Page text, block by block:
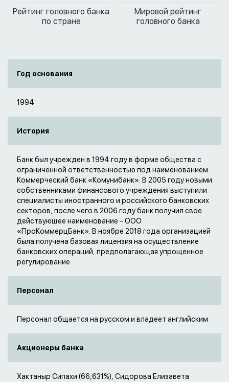
Рейтинг головного банка
по стране
Мировой рейтинг
головного банка
Год основания
1994
История
Банк был учрежден в 1994 году в форме общества с
ограниченной ответственностью под наименованием
Коммерческий банк «Комунибанк». В 2005 году новыми
собственниками финансового учреждения выступили
специалисты иностранного и российского банковских
секторов, после чего в 2006 году банк получил свое
действующее наименование – ООО
«ПроКоммерцБанк». В ноябре 2018 года организацией
была получена базовая лицензия на осуществление
банковских операций, предполагающая упрощенное
регулирование
Персонал
Персонал общается на русском и владеет английским
Акционеры банка
Хактаныр Сипахи (66,631%), Сидорова Елизавета